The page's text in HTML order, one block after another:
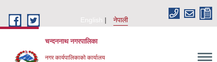
English
नेपाली
चन्दननाथ नगरपालिका
नगर कार्यपालिकाको कार्यालय